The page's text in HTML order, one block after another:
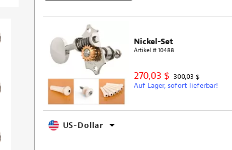
Nickel-Set
Artikel # 10488
270,03 $ 300,03 $
Auf Lager, sofort lieferbar!
US-Dollar